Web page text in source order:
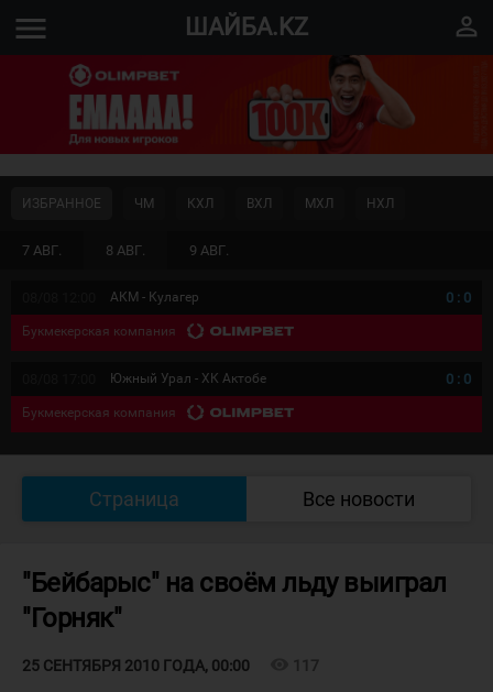
menu ШАЙБА.KZ perm_identity
7 АВГ. 8 АВГ. 9 АВГ.
ИЗБРАННОЕ ЧМ КХЛ ВХЛ МХЛ НХЛ
АКМ - Кулагер 0 : 0
Букмекерская компания
Южный Урал - ХК Актобе 0 : 0
Букмекерская компания
Страница Все новости
"Бейбарыс" на своём льду выиграл
"Горняк"
25 СЕНТЯБРЯ 2010 ГОДА, 00:00 117